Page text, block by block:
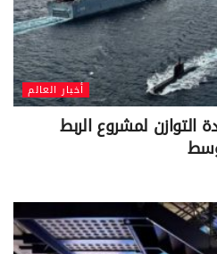
أخبار العالم
التوازن لمشروع الربط